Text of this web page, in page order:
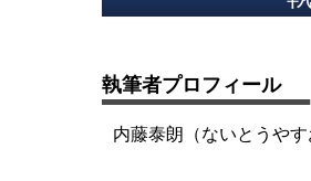
執筆者プロフィール
内藤泰朗（ないとうやす